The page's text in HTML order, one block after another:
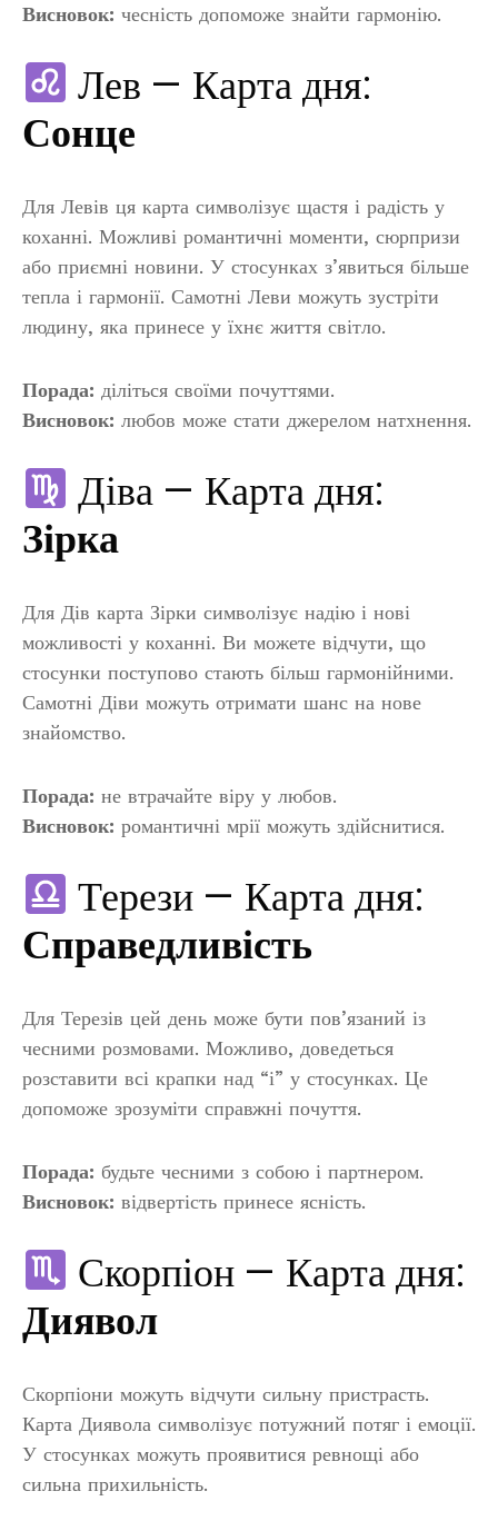
Висновок: чесність допоможе знайти гармонію.
Лев — Карта дня:
Сонце
Для Левів ця карта символізує щастя і радість у
коханні. Можливі романтичні моменти, сюрпризи
або приємні новини. У стосунках з’явиться більше
тепла і гармонії. Самотні Леви можуть зустріти
людину, яка принесе у їхнє життя світло.
Порада: діліться своїми почуттями.
Висновок: любов може стати джерелом натхнення.
Діва — Карта дня:
Зірка
Для Дів карта Зірки символізує надію і нові
можливості у коханні. Ви можете відчути, що
стосунки поступово стають більш гармонійними.
Самотні Діви можуть отримати шанс на нове
знайомство.
Порада: не втрачайте віру у любов.
Висновок: романтичні мрії можуть здійснитися.
Терези — Карта дня:
Справедливість
Для Терезів цей день може бути пов’язаний із
чесними розмовами. Можливо, доведеться
розставити всі крапки над “і” у стосунках. Це
допоможе зрозуміти справжні почуття.
Порада: будьте чесними з собою і партнером.
Висновок: відвертість принесе ясність.
Скорпіон — Карта дня:
Диявол
Скорпіони можуть відчути сильну пристрасть.
Карта Диявола символізує потужний потяг і емоції.
У стосунках можуть проявитися ревнощі або
сильна прихильність.